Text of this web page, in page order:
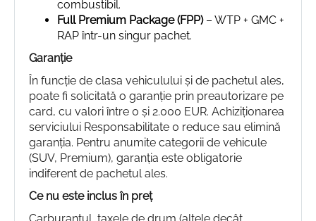
combustibil.
Full Premium Package (FPP)– WTP + GMC +
RAP într-un singur pachet.
Garanție
În funcție de clasa vehiculului și de pachetul ales,
poate fi solicitată o garanție prin preautorizare pe
card, cu valori între 0 și 2.000 EUR. Achiziționarea
serviciului Responsabilitate 0 reduce sau elimină
garanția. Pentru anumite categorii de vehicule
(SUV, Premium), garanția este obligatorie
indiferent de pachetul ales.
Ce nu este inclus în preț
Carburantul, taxele de drum (altele decât